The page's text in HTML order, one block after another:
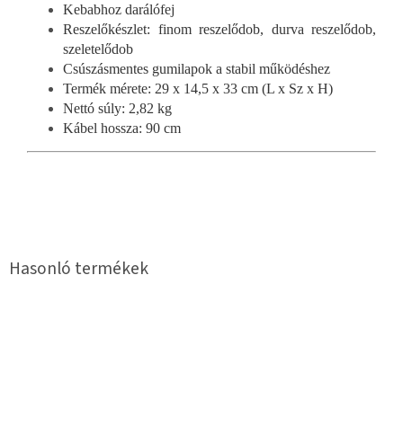
Kebabhoz darálófej
Reszelőkészlet: finom reszelődob, durva reszelődob,
szeletelődob
Csúszásmentes gumilapok a stabil működéshez
Termék mérete: 29 x 14,5 x 33 cm (L x Sz x H)
Nettó súly: 2,82 kg
Kábel hossza: 90 cm